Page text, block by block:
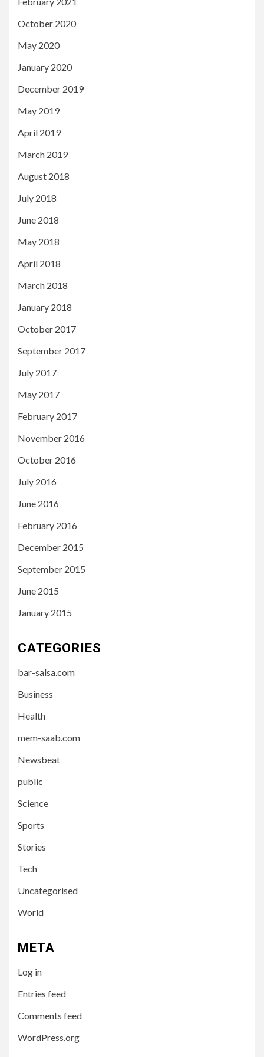
October 2020
May 2020
January 2020
December 2019
May 2019
April 2019
March 2019
August 2018
July 2018
June 2018
May 2018
April 2018
March 2018
January 2018
October 2017
September 2017
July 2017
May 2017
February 2017
November 2016
October 2016
July 2016
June 2016
February 2016
December 2015
September 2015
June 2015
January 2015
CATEGORIES
bar-salsa.com
Business
Health
mem-saab.com
Newsbeat
public
Science
Sports
Stories
Tech
Uncategorised
World
META
Log in
Entries feed
Comments feed
WordPress.org
3
4